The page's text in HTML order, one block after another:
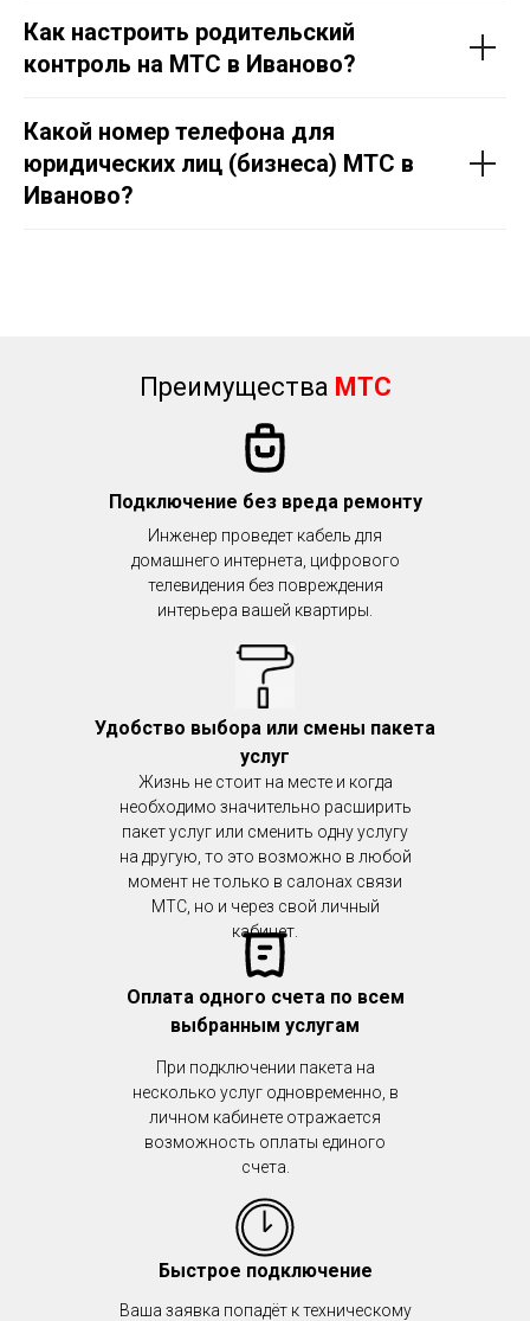
Как настроить родительский
контроль на МТС в Иваново?
Какой номер телефона для
юридических лиц (бизнеса) МТС в
Иваново?
Удобство выбора или смены пакета
услуг
Быстрое подключение
Оплата одного счета по всем
выбранным услугам
Преимущества МТС
Подключение без вреда ремонту
Инженер проведет кабель для
домашнего интернета, цифрового
телевидения без повреждения
интерьера вашей квартиры.
Ваша заявка попадёт к техническому
При подключении пакета на
несколько услуг одновременно, в
личном кабинете отражается
возможность оплаты единого
счета.
Жизнь не стоит на месте и когда
необходимо значительно расширить
пакет услуг или сменить одну услугу
на другую, то это возможно в любой
момент не только в салонах связи
МТС, но и через свой личный
кабинет.